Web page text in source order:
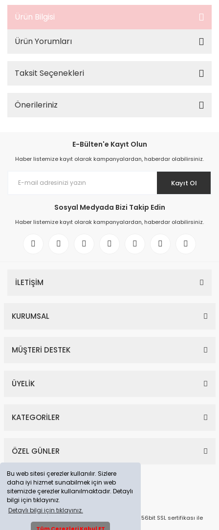
Bu web sitesi çerezler kullanılır. Sizlere
daha iyi hizmet sunabilmek için web
sitemizde çerezler kullanılmaktadır. Detaylı
bilgi için tıklayınız.
Detaylı bilgi için tıklayınız.
Ürün Bilgisi
Ürün Yorumları
Taksit Seçenekleri
Önerileriniz
E-Bülten'e Kayıt Olun
Haber listemize kayıt olarak kampanyalardan, haberdar olabilirsiniz.
Kayıt Ol
Sosyal Medyada Bizi Takip Edin
Haber listemize kayıt olarak kampanyalardan, haberdar olabilirsiniz.
İLETİŞİM
KURUMSAL
MÜŞTERİ DESTEK
ÜYELİK
KATEGORİLER
ÖZEL GÜNLER
© Tüm Hakları Saklıdır. Kredi kartı bilgileriniz 256bit SSL sertifikası ile
korunmaktadır.